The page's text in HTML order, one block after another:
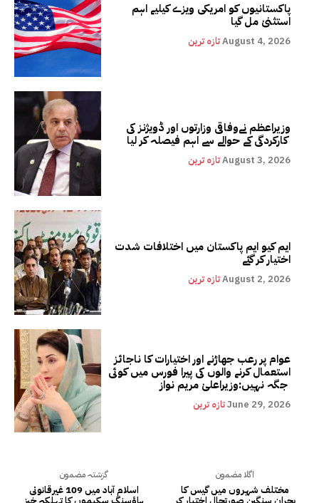
پاکستانیوں کو امریکی ویزے کیلیے اہم
استثنیٰ مل گیا
تازہ ترینAugust 4, 2026
وزیراعظم نےوفاقی وزارتوں اور ڈویژنز کی
کارکردگی کے حوالے سے اہم فیصلہ کر لیا
تازہ ترینAugust 3, 2026
ایم کیو ایم پاکستان میں اختلافات شدت
اختیار کر گئے
تازہ ترینAugust 2, 2026
عوام پر رعب جھاڑنے اور اختیارات کا ناجائز
استعمال کرنے والوں کی پیرا فورس میں کوئی
تازہ ترینJune 29, 2026
گزشتہ مضمون
اسلام آباد میں 109 غیرقانونی
اگلا مضمون
مختلف شہروں میں گیس کا